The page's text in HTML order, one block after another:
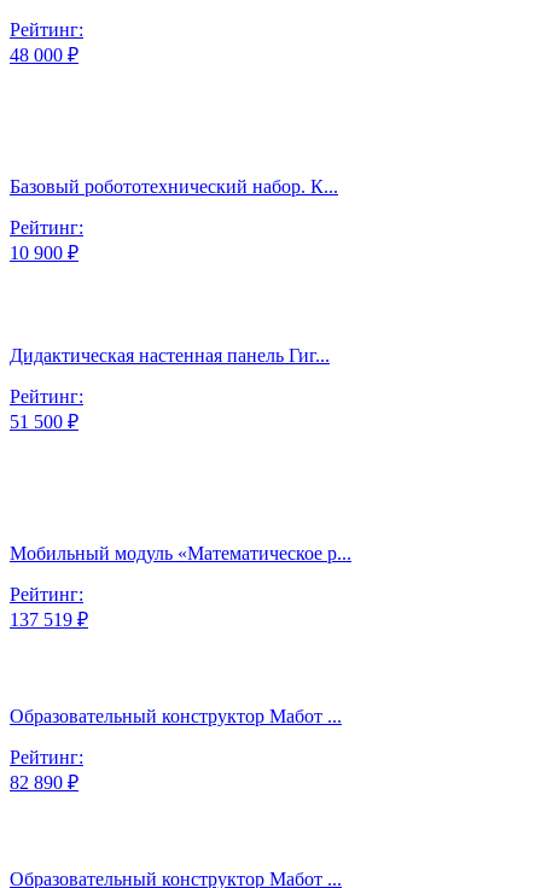
Рейтинг:
48 000 ₽
Базовый робототехнический набор. К...
Рейтинг:
10 900 ₽
Дидактическая настенная панель Гиг...
Рейтинг:
51 500 ₽
Мобильный модуль «Математическое р...
Рейтинг:
137 519 ₽
Образовательный конструктор Мабот ...
Рейтинг:
82 890 ₽
Образовательный конструктор Мабот ...